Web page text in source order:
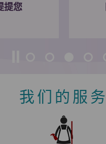
提您
我们的服务